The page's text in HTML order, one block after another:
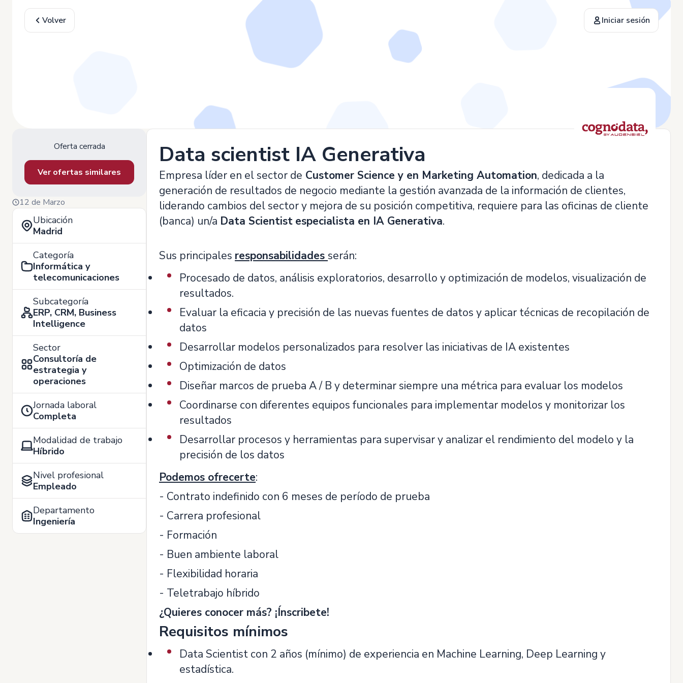
Volver Iniciar sesión
Oferta cerrada
Ver ofertas similares
12 de Marzo
Ubicación
Madrid
Categoría
Informática y
telecomunicaciones
Subcategoría
ERP, CRM, Business
Intelligence
Sector
Consultoría de
estrategia y
operaciones
Jornada laboral
Completa
Modalidad de trabajo
Híbrido
Nivel profesional
Empleado
Departamento
Ingeniería
Data scientist IA Generativa
Empresa líder en el sector de Customer Science y en Marketing Automation, dedicada a la
generación de resultados de negocio mediante la gestión avanzada de la información de clientes,
liderando cambios del sector y mejora de su posición competitiva, requiere para las oficinas de cliente
(banca) un/a Data Scientist especialista en IA Generativa.
Sus principales responsabilidades serán:
Procesado de datos, análisis exploratorios, desarrollo y optimización de modelos, visualización de
resultados.
Evaluar la eficacia y precisión de las nuevas fuentes de datos y aplicar técnicas de recopilación de
datos
Desarrollar modelos personalizados para resolver las iniciativas de IA existentes
Optimización de datos
Diseñar marcos de prueba A / B y determinar siempre una métrica para evaluar los modelos
Coordinarse con diferentes equipos funcionales para implementar modelos y monitorizar los
resultados
Desarrollar procesos y herramientas para supervisar y analizar el rendimiento del modelo y la
precisión de los datos
Podemos ofrecerte:
- Contrato indefinido con 6 meses de período de prueba
- Carrera profesional
- Formación
- Buen ambiente laboral
- Flexibilidad horaria
- Teletrabajo híbrido
¿Quieres conocer más? ¡Ínscribete!
Requisitos mínimos
Data Scientist con 2 años (mínimo) de experiencia en Machine Learning, Deep Learning y
estadística.